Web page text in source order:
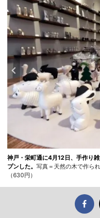
神戸・栄町通に4月12日、手作り
プンした。 写真＝天然の木で作ら
（630円）